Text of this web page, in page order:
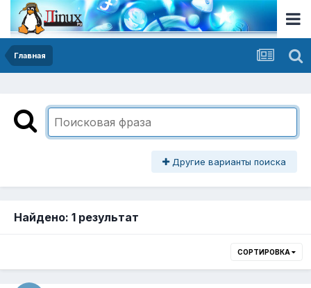
Главная
Другие варианты поиска
Найдено: 1 результат
СОРТИРОВКА